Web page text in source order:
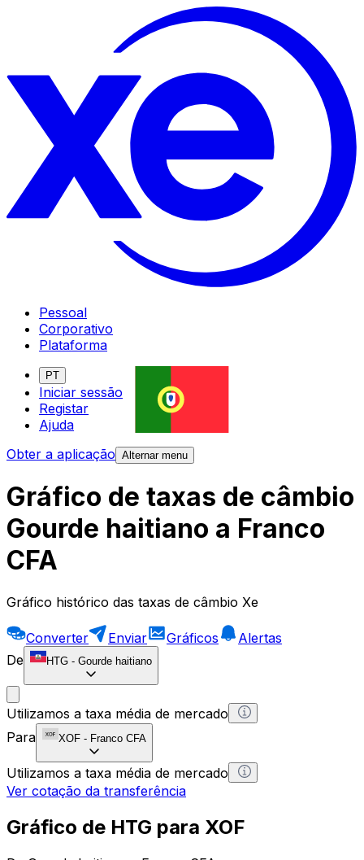
Pessoal
Corporativo
Plataforma
PT
Iniciar sessão
Registar
Ajuda
Obter a aplicação Alternar menu
Gráfico de taxas de câmbio
Gourde haitiano a Franco
CFA
Gráfico histórico das taxas de câmbio Xe
Converter Enviar Gráficos
Alertas
De
HTG - Gourde haitiano
Utilizamos a taxa média de mercado
Para
XOF - Franco CFA
Utilizamos a taxa média de mercado
Ver cotação da transferência
Gráfico de HTG para XOF